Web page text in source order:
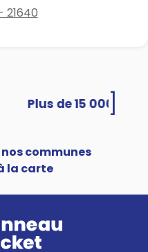
21640
communes
la carte